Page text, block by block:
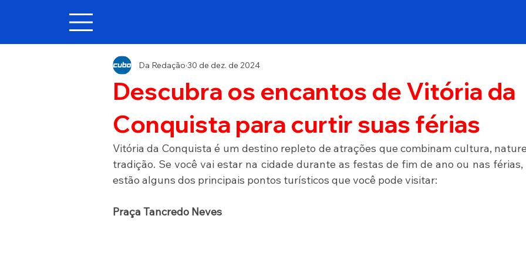
Descubra os encantos de Vitória da
Conquista para curtir suas férias
Da Redação 30 de dez. de 2024
Vitória da Conquista é um destino repleto de atrações que combinam cultura,
tradição. Se você vai estar na cidade durante as festas de fim de ano ou nas férias,
estão alguns dos principais pontos turísticos que você pode visitar:
Praça Tancredo Neves